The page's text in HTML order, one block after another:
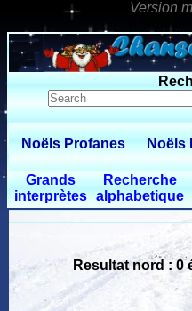
0
Noëls Profanes Noëls
Grands
interprètes
Recherche
alphabetique
Resultat nord : 0